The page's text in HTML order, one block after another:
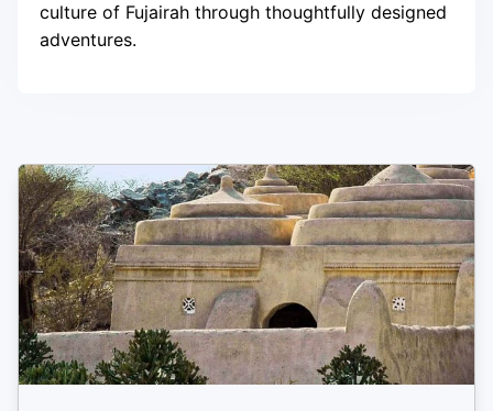
culture of Fujairah through thoughtfully designed
adventures.